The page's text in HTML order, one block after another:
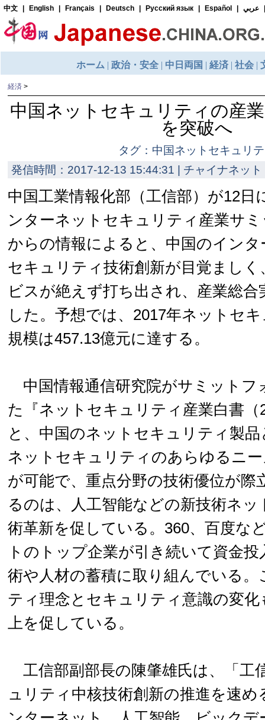
経済 >
中国ネットセキュリティの産
を突破へ
タグ：中国ネットセキュリ
発信時間：2017-12-13 15:44:31 | チャイナネッ
中国工業情報化部（工信部）が12日
ンターネットセキュリティ産業サ
からの情報によると、中国のイン
セキュリティ技術創新が目覚ましく
ビスが絶えず打ち出され、産業総合
した。予想では、2017年ネットセ
規模は457.13億元に達する。
中国情報通信研究院がサミットフ
た『ネットセキュリティ産業白書（
と、中国のネットセキュリティ製
ネットセキュリティのあらゆるニ
が可能で、重点分野の技術優位が際
るのは、人工智能などの新技術ネ
術革新を促している。360、百度な
トのトップ企業が引き続いて資金
術や人材の蓄積に取り組んでいる
ティ理念とセキュリティ意識の変化
上を促している。
工信部副部長の陳肇雄氏は、「工
ュリティ中核技術創新の推進を速め